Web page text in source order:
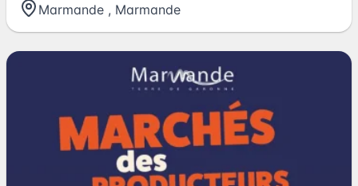
Marmande , Marmande